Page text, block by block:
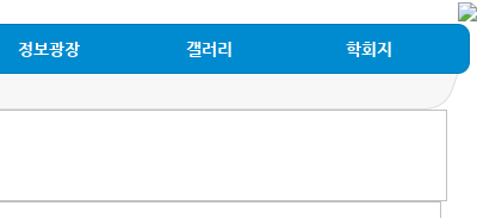
정보광장 갤러리 학회지